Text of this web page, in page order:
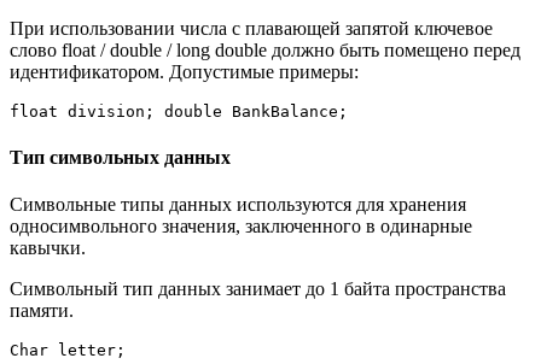
При использовании числа с плавающей запятой ключевое
слово float / double / long double должно быть помещено перед
идентификатором. Допустимые примеры:
float division; double BankBalance;
Тип символьных данных
Символьные типы данных используются для хранения
односимвольного значения, заключенного в одинарные
кавычки.
Символьный тип данных занимает до 1 байта пространства
памяти.
Char letter;